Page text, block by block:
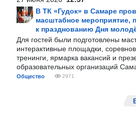
В ТК «Гудок» в Самаре
масштабное мероприятие,
к празднованию Дня
Для гостей были подготовлены
интерактивные площадки,
тренинги, ярмарка вакансий и
образовательных организаций
Общество 2971